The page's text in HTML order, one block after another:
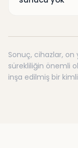
Sonuç, cihazlar, on
sürekliliğin önemli
inşa edilmiş bir